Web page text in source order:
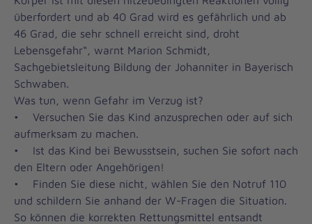
überfordert und ab 40 Grad wird es gefährlich und ab
46 Grad, die sehr schnell erreicht sind, droht
Lebensgefahr“, warnt Marion Schmidt,
Sachgebietsleitung Bildung der Johanniter in Bayerisch
Schwaben.
Was tun, wenn Gefahr im Verzug ist?
• Versuchen Sie das Kind anzusprechen oder auf sich
aufmerksam zu machen.
• Ist das Kind bei Bewusstsein, suchen Sie sofort nach
den Eltern oder Angehörigen!
• Finden Sie diese nicht, wählen Sie den Notruf 110
und schildern Sie anhand der W-Fragen die Situation.
So können die korrekten Rettungsmittel entsandt